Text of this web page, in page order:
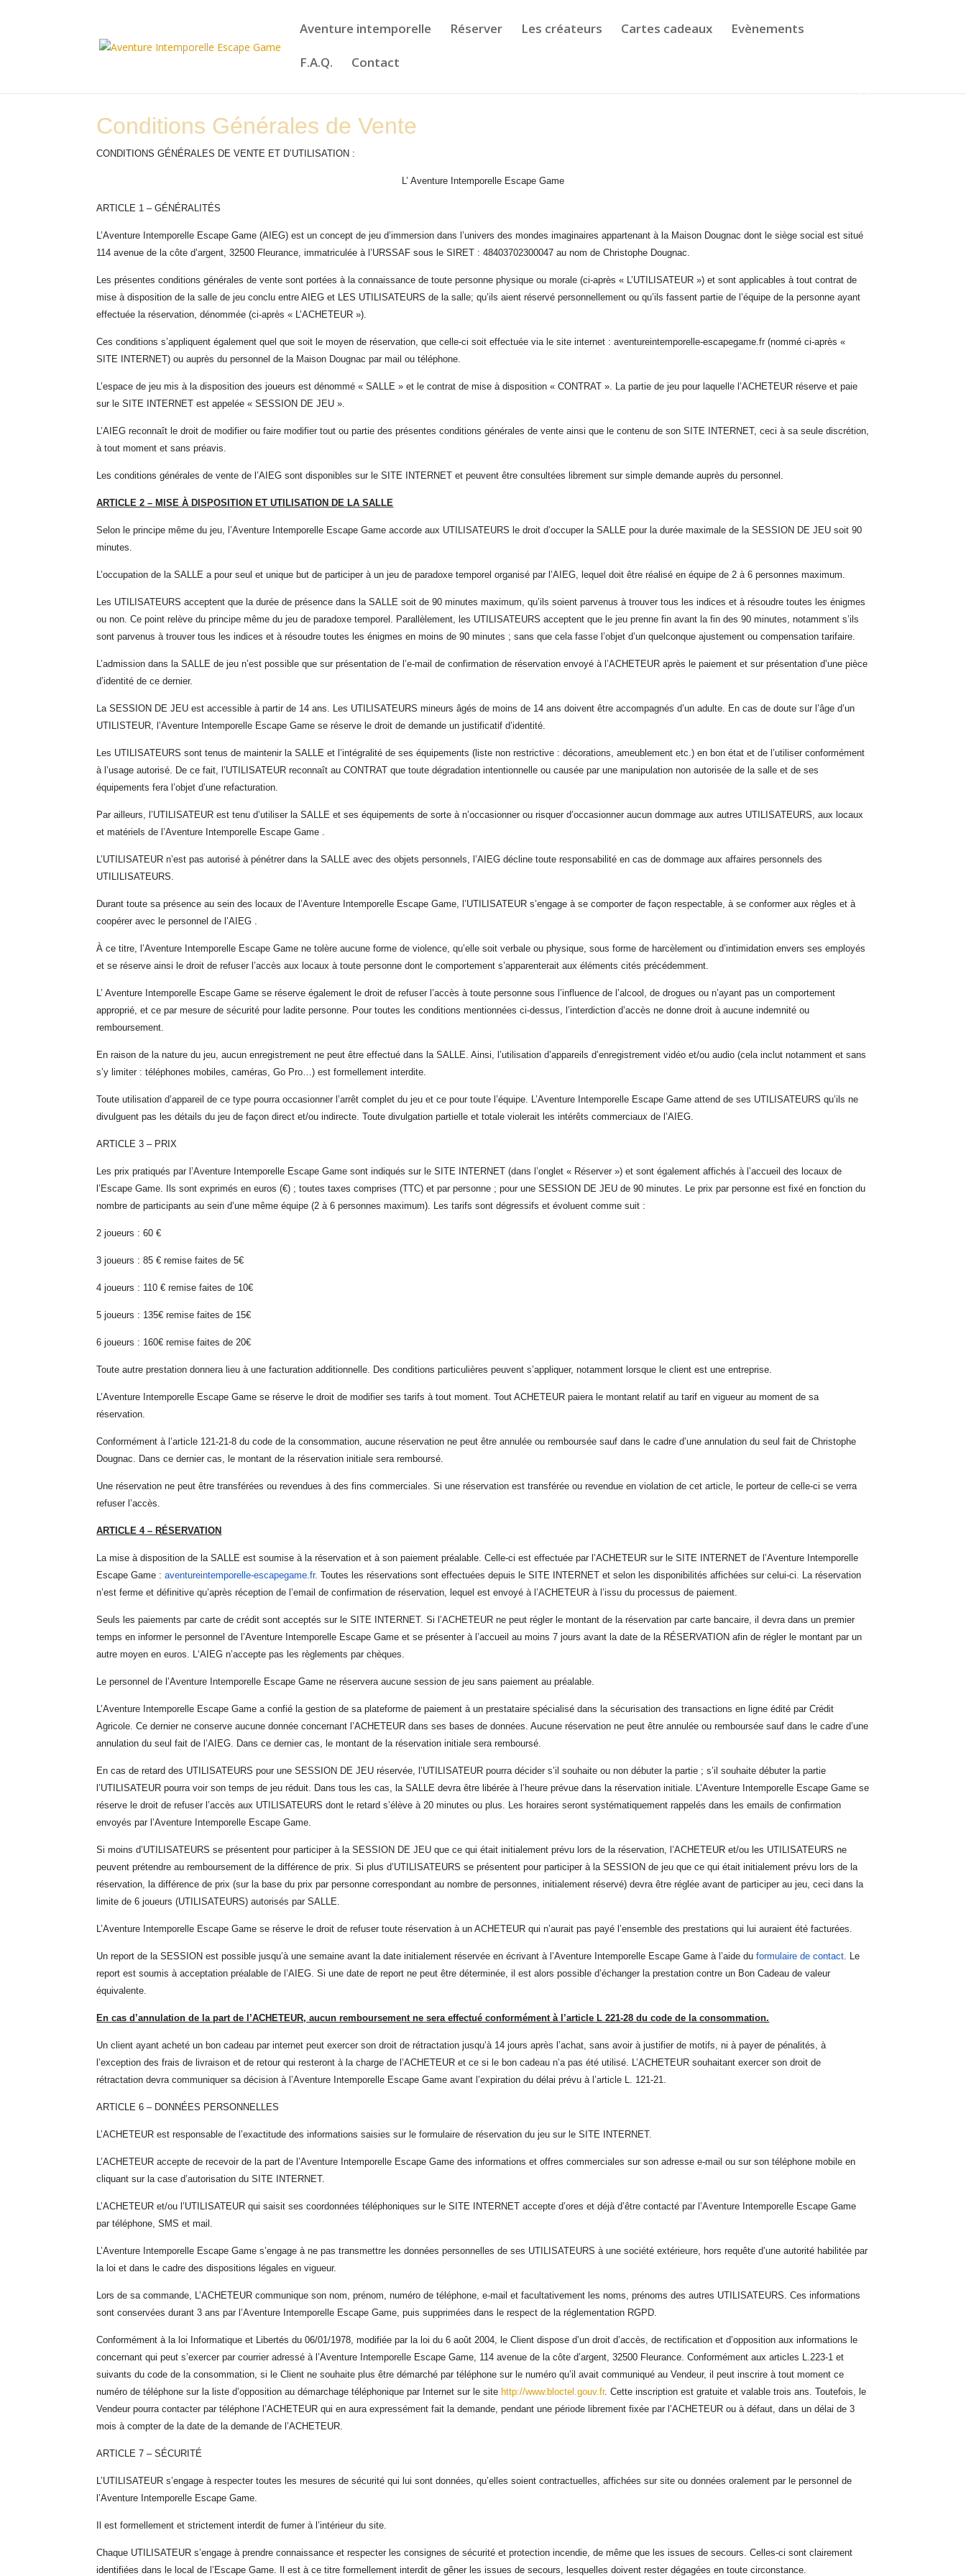
Aventure intemporelle Réserver Les créateurs Cartes cadeaux Evènements
F.A.Q. Contact
Conditions Générales de Vente
CONDITIONS GÉNÉRALES DE VENTE ET D’UTILISATION :
L’ Aventure Intemporelle Escape Game
ARTICLE 1 – GÉNÉRALITÉS
L’Aventure Intemporelle Escape Game (AIEG) est un concept de jeu d’immersion dans l’univers des mondes imaginaires appartenant à la Maison Dougnac dont le siège social est situé
114 avenue de la côte d’argent, 32500 Fleurance, immatriculée à l’URSSAF sous le SIRET : 48403702300047 au nom de Christophe Dougnac.
Les présentes conditions générales de vente sont portées à la connaissance de toute personne physique ou morale (ci-après « L’UTILISATEUR ») et sont applicables à tout contrat de
mise à disposition de la salle de jeu conclu entreAIEG et LES UTILISATEURS de la salle; qu’ils aient réservé personnellement ou qu’ils fassent partie de l’équipe de la personne ayant
effectuée la réservation, dénommée (ci-après « L’ACHETEUR »).
Ces conditions s’appliquent également quel que soit le moyen de réservation, que celle-ci soit effectuée via le site internet :aventureintemporelle-escapegame.fr (nommé ci-après «
SITE INTERNET) ou auprès du personnel de la Maison Dougnac par mail ou téléphone
L’espace de jeu mis à la disposition des joueurs est dénommé « SALLE » et le contrat de mise à disposition « CONTRAT ». La partie de jeu pour laquelle l’ACHETEUR réserve et paie
sur le SITE INTERNET est appelée « SESSION DE JEU ».
L’AIEG reconnaît le droit de modifier ou faire modifier tout ou partie des présentes conditions générales de vente ainsi que le contenu de son SITE INTERNET, ceci à sa seule discrétion,
à tout moment et sans préavis.
Les conditions générales de vente de l’AIEG sont disponibles sur le SITE INTERNET et peuvent être consultées librement sur simple demande auprès du personnel.
ARTICLE 2 – MISE À DISPOSITION ET UTILISATION DE LA SALLE
Selon le principe même du jeu, l’Aventure Intemporelle Escape Game accorde aux UTILISATEURS le droit d’occuper la SALLE pour la durée maximale de la SESSION DE JEU soit 90
minutes.
L’occupation de la SALLE a pour seul et unique but de participer à un jeu de paradoxe temporel organisé par l’AIEG, lequel doit être réalisé en équipe de 2 à 6 personnes maximum.
Les UTILISATEURS acceptent que la durée de présence dans la SALLE soit de 90 minutes maximum, qu’ils soient parvenus à trouver tous les indices et à résoudre toutes les énigmes
ou non. Ce point relève du principe même du jeu de paradoxe temporel. Parallèlement, les UTILISATEURS acceptent que le jeu prenne fin avant la fin des 90 minutes, notamment s’ils
sont parvenus à trouver tous les indices et à résoudre toutes les énigmes en moins de 90 minutes ; sans que cela fasse l’objet d’un quelconque ajustement ou compensation tarifaire.
L’admission dans la SALLE de jeu n’est possible que sur présentation de l’e-mail de confirmation de réservation envoyé à l’ACHETEUR après le paiement et sur présentation d’une pièce
d’identité de ce dernier.
La SESSION DE JEU est accessible à partir de 14 ans. Les UTILISATEURS mineurs âgés de moins de 14 ans doivent être accompagnés d’un adulte. En cas de doute sur l’âge d’un
UTILISTEUR, l’Aventure Intemporelle Escape Game se réserve le droit de demande un justificatif d’identité.
Les UTILISATEURS sont tenus de maintenir la SALLE et l’intégralité de ses équipements (liste non restrictive : décorations, ameublement etc.) en bon état et de l’utiliser conformément
à l’usage autorisé. De ce fait, l’UTILISATEUR reconnaît au CONTRAT que toute dégradation intentionnelle ou causée par une manipulation non autorisée de la salle et de ses
équipements fera l’objet d’une refacturation.
Par ailleurs, l’UTILISATEUR est tenu d’utiliser la SALLE et ses équipements de sorte à n’occasionner ou risquer d’occasionner aucun dommage aux autres UTILISATEURS, aux locaux
et matériels de l’Aventure Intemporelle Escape Game .
L’UTILISATEUR n’est pas autorisé à pénétrer dans la SALLE avec des objets personnels, l’AIEG décline toute responsabilité en cas de dommage aux affaires personnels des
UTILILISATEURS.
Durant toute sa présence au sein des locaux de l’Aventure Intemporelle Escape Game, l’UTILISATEUR s’engage à se comporter de façon respectable, à se conformer aux règles et à
coopérer avec le personnel de l’AIEG .
À ce titre, l’Aventure Intemporelle Escape Game ne tolère aucune forme de violence, qu’elle soit verbale ou physique, sous forme de harcèlement ou d’intimidation envers ses employés
et se réserve ainsi le droit de refuser l’accès aux locaux à toute personne dont le comportement s’apparenterait aux éléments cités précédemment.
L’ Aventure Intemporelle Escape Game se réserve également le droit de refuser l’accès à toute personne sous l’influence de l’alcool, de drogues ou n’ayant pas un comportement
approprié, et ce par mesure de sécurité pour ladite personne. Pour toutes les conditions mentionnées ci-dessus, l’interdiction d’accès ne donne droit à aucune indemnité ou
remboursement.
En raison de la nature du jeu, aucun enregistrement ne peut être effectué dans la SALLE. Ainsi, l’utilisation d’appareils d’enregistrement vidéo et/ou audio (cela inclut notamment et sans
s’y limiter : téléphones mobiles, caméras, Go Pro…) est formellement interdite.
Toute utilisation d’appareil de ce type pourra occasionner l’arrêt complet du jeu et ce pour toute l’équipe. L’Aventure Intemporelle Escape Game attend de ses UTILISATEURS qu’ils ne
divulguent pas les détails du jeu de façon direct et/ou indirecte. Toute divulgation partielle et totale violerait les intérêts commerciaux de l’AIEG.
ARTICLE 3 – PRIX
Les prix pratiqués par l’Aventure Intemporelle Escape Game sont indiqués sur le SITE INTERNET (dans l’onglet « Réserver ») et sont également affichés à l’accueil des locaux de
l’Escape Game. Ils sont exprimés en euros (€) ; toutes taxes comprises (TTC) et par personne ; pour une SESSION DE JEU de 90 minutes. Le prix par personne est fixé en fonction du
nombre de participants au sein d’une même équipe (2 à 6 personnes maximum). Les tarifs sont dégressifs et évoluent comme suit :
2 joueurs : 60 €
3 joueurs : 85 € remise faites de 5€
4 joueurs : 110 € remise faites de 10€
5 joueurs : 135€ remise faites de 15€
6 joueurs : 160€ remise faites de 20€
Toute autre prestation donnera lieu à une facturation additionnelle. Des conditions particulières peuvent s’appliquer, notamment lorsque le client est une entreprise.
L’Aventure Intemporelle Escape Game se réserve le droit de modifier ses tarifs à tout moment. Tout ACHETEUR paiera le montant relatif au tarif en vigueur au moment de sa
réservation.
Conformément à l’article 121-21-8 du code de la consommation, aucune réservation ne peut être annulée ou remboursée sauf dans le cadre d’une annulation du seul fait de Christophe
Dougnac. Dans ce dernier cas, le montant de la réservation initiale sera remboursé.
Une réservation ne peut être transférées ou revendues à des fins commerciales. Si une réservation est transférée ou revendue en violation de cet article, le porteur de celle-ci se verra
refuser l’accès.
ARTICLE 4 – RÉSERVATION
La mise à disposition de la SALLE est soumise à la réservation et à son paiement préalable. Celle-ci est effectuée par l’ACHETEUR sur le SITE INTERNET del’Aventure Intemporelle
Escape Game :aventureintemporelle-escapegame.fr. Toutes les réservations sont effectuées depuis le SITE INTERNET et selon les disponibilités affichées sur celui-ci. La réservation
n’est ferme et définitive qu’après réception de l’email de confirmation de réservation, lequel est envoyé à l’ACHETEUR à l’issu du processus de paiement.
Seuls les paiements par carte de crédit sont acceptés sur le SITE INTERNET. Si l’ACHETEUR ne peut régler le montant de la réservation par carte bancaire, il devra dans un premier
temps en informer le personnel del’Aventure Intemporelle Escape Game et se présenter à l’accueil au moins 7 jours avant la date de la RÉSERVATION afin de régler le montant parun
autre moyenen euros. L‘AIEGn’accepte pas les règlements par chèques.
Le personnel de l’Aventure Intemporelle Escape Game ne réservera aucune session de jeu sans paiement au préalable.
L’Aventure Intemporelle Escape Game a confié la gestion de sa plateforme de paiement à un prestataire spécialisé dans la sécurisation des transactions en ligne édité par Crédit
Agricole. Ce dernier ne conserve aucune donnée concernant l’ACHETEUR dans ses bases de données. Aucune réservation ne peut être annulée ou remboursée sauf dans le cadre d’une
annulation du seul fait de l’AIEG. Dans ce dernier cas, le montant de la réservation initiale sera remboursé.
En cas de retard des UTILISATEURS pour une SESSION DE JEU réservée, l’UTILISATEUR pourra décider s’il souhaite ou non débuter la partie ; s’il souhaite débuter la partie
l’UTILISATEUR pourra voir son temps de jeu réduit. Dans tous les cas, la SALLE devra être libérée à l’heure prévue dans la réservation initiale. L’Aventure Intemporelle Escape Game se
réserve le droit de refuser l’accès aux UTILISATEURS dont le retard s’élève à 20 minutes ou plus. Les horaires seront systématiquement rappelés dans les emails de confirmation
envoyés par l’Aventure Intemporelle Escape Game.
Si moins d’UTILISATEURS se présentent pour participer à la SESSION DE JEU que ce qui était initialement prévu lors de la réservation, l’ACHETEUR et/ou les UTILISATEURS ne
peuvent prétendre au remboursement de la différence de prix. Si plus d’UTILISATEURS se présentent pour participer à la SESSION de jeu que ce qui était initialement prévu lors de la
réservation, la différence de prix (sur la base du prix par personne correspondant au nombre de personnes, initialement réservé) devra être réglée avant de participer au jeu, ceci dans la
limite de 6 joueurs (UTILISATEURS) autorisés par SALLE.
L’Aventure Intemporelle Escape Game se réserve le droit de refuser toute réservation à un ACHETEUR qui n’aurait pas payé l’ensemble des prestations qui lui auraient été facturées.
Un report de la SESSION est possible jusqu’à une semaine avant la date initialement réservée en écrivant à l’Aventure Intemporelle Escape Game à l’aide duformulaire de contact . Le
report est soumis à acceptation préalable del’AIEG . Si une date de report ne peut être déterminée, il est alors possible d’échanger la prestation contre un Bon Cadeau de valeur
équivalente.
En cas d’annulation de la part de l’ACHETEUR, aucun remboursement ne sera effectué conformément à l’article L 221-28 du code de la consommation.
Un client ayant acheté un bon cadeau par internet peut exercer son droit de rétractation jusqu’à 14 jours après l’achat, sans avoir à justifier de motifs, ni à payer de pénalités, à
l’exception des frais de livraison et de retour qui resteront à la charge de l’ACHETEUR et ce si le bon cadeau n’a pas été utilisé. L’ACHETEUR souhaitant exercer son droit de
rétractation devra communiquer sa décision à l’Aventure Intemporelle Escape Game avant l’expiration du délai prévu à l’article L. 121-21.
ARTICLE 6 – DONNÉES PERSONNELLES
L’ACHETEUR est responsable de l’exactitude des informations saisies sur le formulaire de réservation du jeu sur le SITE INTERNET.
L’ACHETEUR accepte de recevoir de la part de l’Aventure Intemporelle Escape Game des informations et offres commerciales sur son adresse e-mail ou sur son téléphone mobile en
cliquant sur la case d’autorisation du SITE INTERNET.
L’ACHETEUR et/ou l’UTILISATEUR qui saisit ses coordonnées téléphoniques sur le SITE INTERNET accepte d’ores et déjà d’être contacté par l’Aventure Intemporelle Escape Game
par téléphone, SMS et mail.
L’Aventure Intemporelle Escape Game s’engage à ne pas transmettre les données personnelles de ses UTILISATEURS à une société extérieure, hors requête d’une autorité habilitée par
la loi et dans le cadre des dispositions légales en vigueur.
Lors de sa commande, L’ACHETEUR communique son nom, prénom, numéro de téléphone, e-mail et facultativement les noms, prénoms des autres UTILISATEURS. Ces informations
sont conservées durant 3 ans par l’Aventure Intemporelle Escape Game, puis supprimées dans le respect de la réglementation RGPD.
Conformément à la loi Informatique et Libertés du 06/01/1978, modifiée par la loi du 6 août 2004, le Client dispose d’un droit d’accès, de rectification et d’opposition aux informations le
concernant qui peut s’exercer par courrier adressé à l’Aventure Intemporelle Escape Game, 114 avenue de la côte d’argent, 32500 Fleurance . Conformément aux articles L.223-1 et
suivants du code de la consommation, si le Client ne souhaite plus être démarché par téléphone sur le numéro qu’il avait communiqué au Vendeur, il peut inscrire à tout moment ce
numéro de téléphone sur la liste d’opposition au démarchage téléphonique par Internet sur le sitehttp://www.bloctel.gouv.fr. Cette inscription est gratuite et valable trois ans. Toutefois, le
Vendeur pourra contacter par téléphone l’ACHETEUR qui en aura expressément fait la demande, pendant une période librement fixée par l’ACHETEUR ou à défaut, dans un délai de 3
mois à compter de la date de la demande de l’ACHETEUR.
ARTICLE 7 – SÉCURITÉ
L’UTILISATEUR s’engage à respecter toutes les mesures de sécurité qui lui sont données, qu’elles soient contractuelles, affichées sur site ou données oralement par le personnel de
l’Aventure Intemporelle Escape Game.
Il est formellement et strictement interdit de fumer à l’intérieur du site.
Chaque UTILISATEUR s’engage à prendre connaissance et respecter les consignes de sécurité et protection incendie, de même que les issues de secours. Celles-ci sont clairement
identifiées dans le local de l’Escape Game. Il est à ce titre formellement interdit de gêner les issues de secours, lesquelles doivent rester dégagées en toute circonstance.